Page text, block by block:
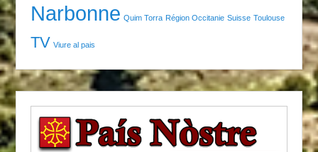
Narbonne Quim Torra Région Occitanie Suisse Toulouse
TV Viure al pais